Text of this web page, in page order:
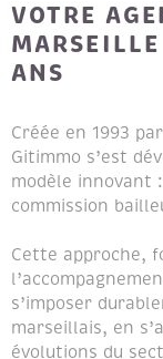
VOTRE
ANS
Créée en 1993
Gitimmo s’est
modèle innovant
commission
Cette approche,
s’imposer
marseillais, en
évolutions du